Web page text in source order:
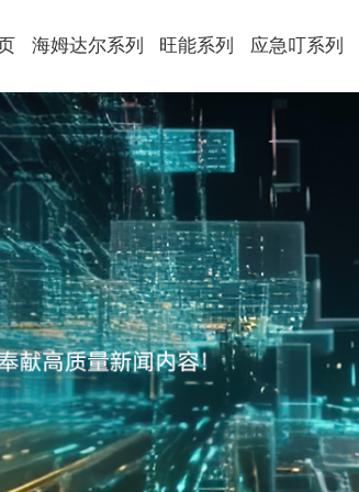
海姆达尔系列 旺能系列 应急叮系列